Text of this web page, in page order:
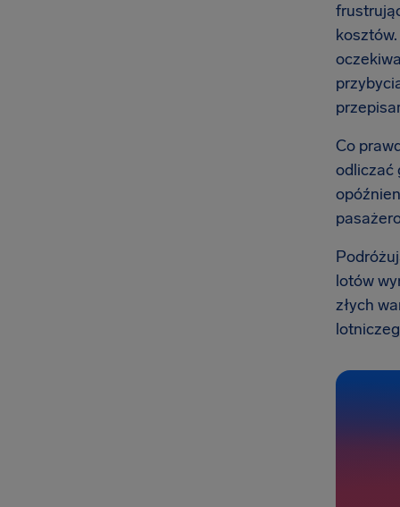
Co
odliczać
lotów
złych